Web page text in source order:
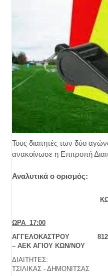
Τους διαιτητές των δύο
ανακοίνωσε η Επιτροπή
Αναλυτικά ο ορισμός:
ΩΡΑ 17:00
ΑΓΓΕΛΟΚΑΣΤΡΟΥ 812
– ΑΕΚ ΑΓΙΟΥ ΚΩΝ/ΝΟΥ
ΔΙΑΙΤΗΤΕΣ:
ΤΣΙΛΙΚΑΣ - ΔΗΜΟΝΙΤΣΑΣ